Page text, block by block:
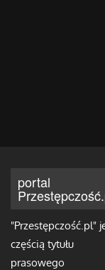
portal
"Przestępczość.pl"
częścią tytułu
prasowego